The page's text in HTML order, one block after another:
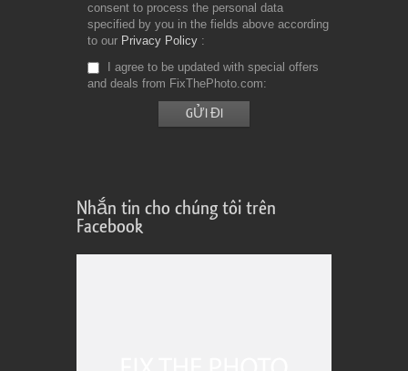
consent to process the personal data
specified by you in the fields above according
to our Privacy Policy
I agree to be updated with special offers
and deals from FixThePhoto.com
Nhắn tin cho chúng tôi trên
Facebook